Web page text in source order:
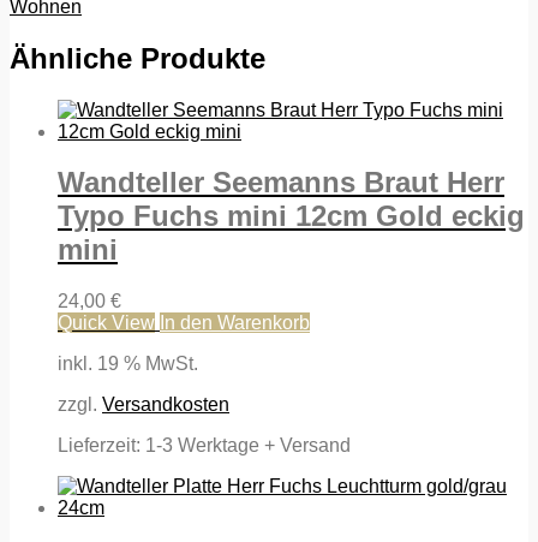
Wohnen
Ähnliche Produkte
Wandteller Seemanns Braut Herr
Typo Fuchs mini 12cm Gold eckig
mini
24,00 €
Quick View In den Warenkorb
inkl. 19 % MwSt.
zzgl. Versandkosten
Lieferzeit: 1-3 Werktage + Versand